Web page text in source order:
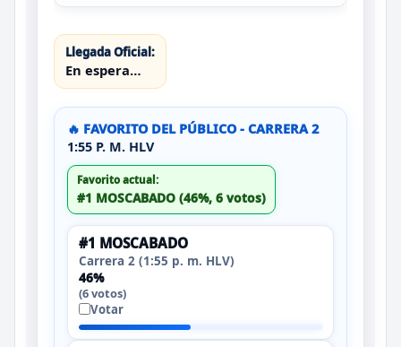
Llegada Oficial:
En espera…
🔥 FAVORITO DEL PÚBLICO - CARRERA 2
1:55 P. M. HLV
Favorito actual:
#1 MOSCABADO (46%, 6 votos)
#1 MOSCABADO
Carrera 2 (1:55 p. m. HLV)
46%
(6 votos)
Votar